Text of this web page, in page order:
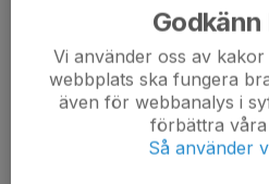
Verksamhetsberättelser
Verksamheten år 2022
Vi använder oss av
webbplats ska fungera
även för webbanalys i
förbättra våra
Så använder